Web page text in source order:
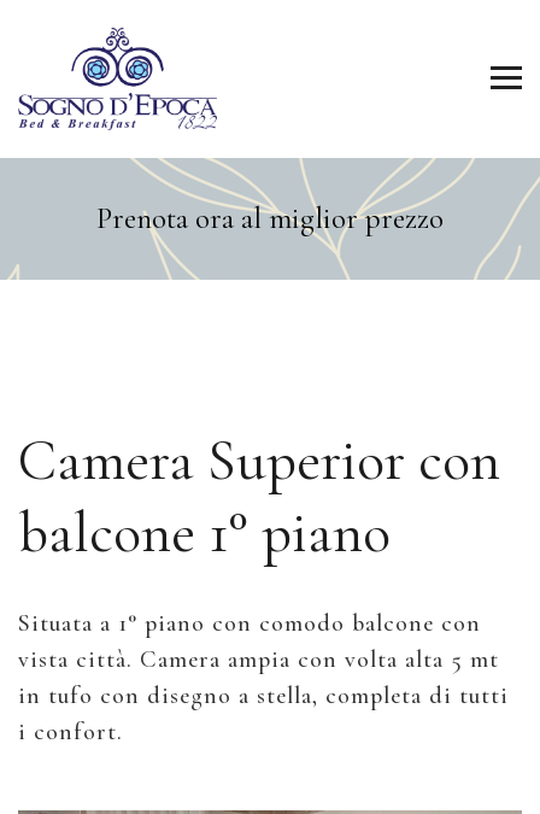
Prenota ora al miglior prezzo
Camera Superior con
balcone 1° piano
Situata a 1° piano con comodo balcone con
vista città. Camera ampia con volta alta 5 mt
in tufo con disegno a stella, completa di tutti
i confort.